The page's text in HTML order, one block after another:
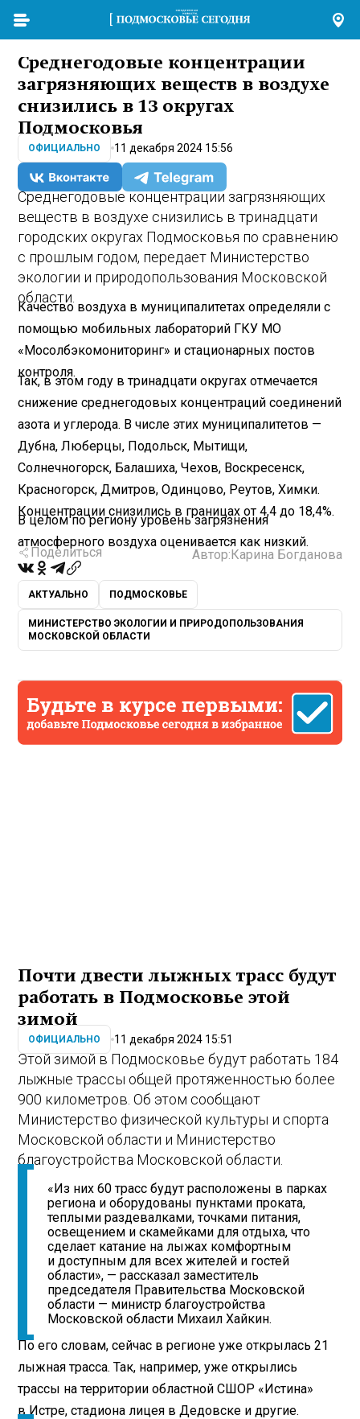
Среднегодовые концентрации
загрязняющих веществ в воздухе
снизились в 13 округах
Подмосковья
ОФИЦИАЛЬНО 11 декабря 2024 15:56
Среднегодовые концентрации загрязняющих
веществ в воздухе снизились в тринадцати
городских округах Подмосковья по сравнению
с прошлым годом, передает Министерство
экологии и природопользования Московской
области.
Качество воздуха в муниципалитетах определяли с
помощью мобильных лабораторий ГКУ МО
«Мосолбэкомониторинг» и стационарных постов
контроля.
Так, в этом году в тринадцати округах отмечается
снижение среднегодовых концентраций соединений
азота и углерода. В числе этих муниципалитетов —
Дубна, Люберцы, Подольск, Мытищи,
Солнечногорск, Балашиха, Чехов, Воскресенск,
Красногорск, Дмитров, Одинцово, Реутов, Химки.
Концентрации снизились в границах от 4,4 до 18,4%.
В целом по региону уровень загрязнения
атмосферного воздуха оценивается как низкий.
Поделиться Автор: Карина Богданова
АКТУАЛЬНО ПОДМОСКОВЬЕ
МИНИСТЕРСТВО ЭКОЛОГИИ И ПРИРОДОПОЛЬЗОВАНИЯ
МОСКОВСКОЙ ОБЛАСТИ
Почти двести лыжных трасс будут
работать в Подмосковье этой
зимой
ОФИЦИАЛЬНО 11 декабря 2024 15:51
Этой зимой в Подмосковье будут работать 184
лыжные трассы общей протяженностью более
900 километров. Об этом сообщают
Министерство физической культуры и спорта
Московской области и Министерство
благоустройства Московской области.
«Из них 60 трасс будут расположены в парках
региона и оборудованы пунктами проката,
теплыми раздевалками, точками питания,
освещением и скамейками для отдыха, что
сделает катание на лыжах комфортным
и доступным для всех жителей и гостей
области», — рассказал заместитель
председателя Правительства Московской
области — министр благоустройства
Московской области Михаил Хайкин.
По его словам, сейчас в регионе уже открылась 21
лыжная трасса. Так, например, уже открылись
трассы на территории областной СШОР «Истина»
в Истре, стадиона лицея в Дедовске и другие.